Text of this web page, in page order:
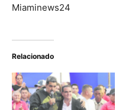
Miaminews24
Relacionado